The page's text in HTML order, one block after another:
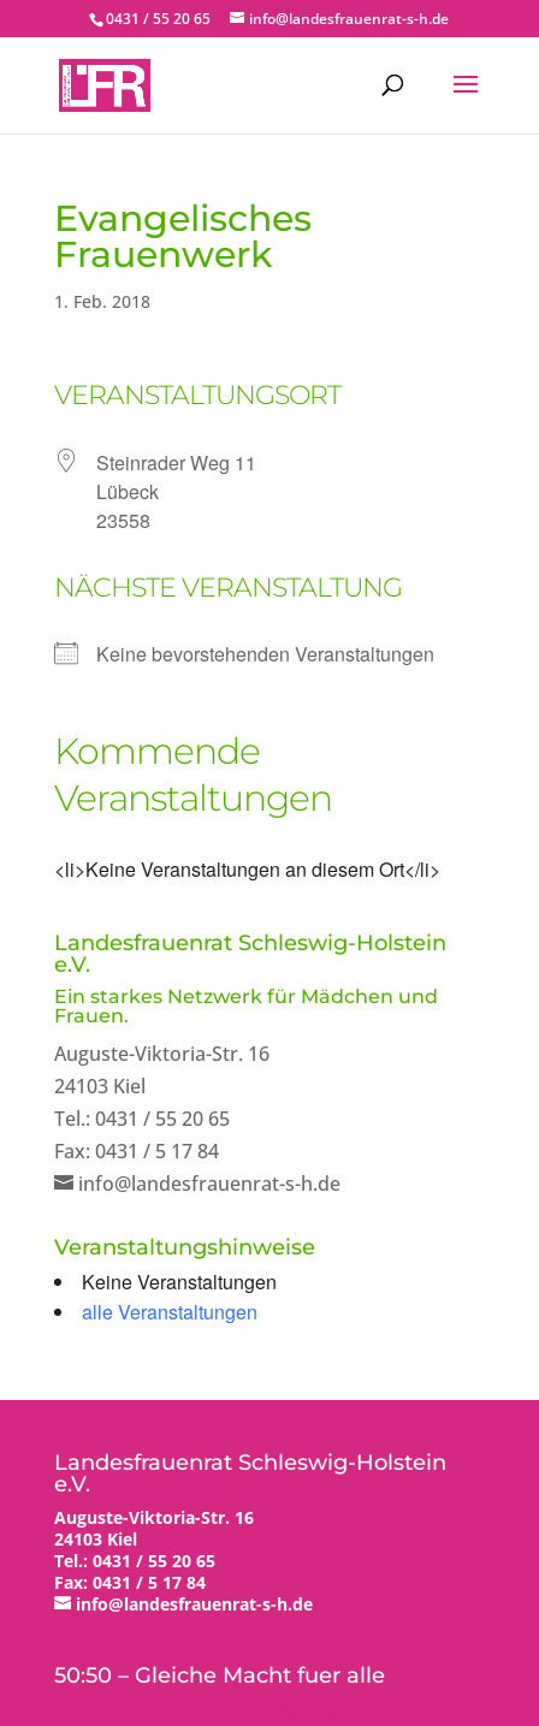
0431 / 55 20 65 info@landesfrauenrat-s-h.de
Evangelisches
Frauenwerk
1. Feb. 2018
VERANSTALTUNGSORT
Steinrader Weg 11
Lübeck
23558
NÄCHSTE VERANSTALTUNG
Keine bevorstehenden Veranstaltungen
Kommende
Veranstaltungen
<li>Keine Veranstaltungen an diesem Ort</li>
Landesfrauenrat Schleswig-Holstein
e.V.
Ein starkes Netzwerk für Mädchen und
Frauen.
Auguste-Viktoria-Str. 16
24103 Kiel
Tel.: 0431 / 55 20 65
Fax: 0431 / 5 17 84
info@landesfrauenrat-s-h.de
Veranstaltungshinweise
Keine Veranstaltungen
alle Veranstaltungen
Landesfrauenrat Schleswig-Holstein
e.V.
Auguste-Viktoria-Str. 16
24103 Kiel
Tel.: 0431 / 55 20 65
Fax: 0431 / 5 17 84
info@landesfrauenrat-s-h.de
50:50 – Gleiche Macht fuer alle